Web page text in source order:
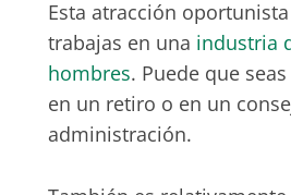
Esta atracción
trabajas en una industria
hombres. Puede que
en un retiro o en un
administración.